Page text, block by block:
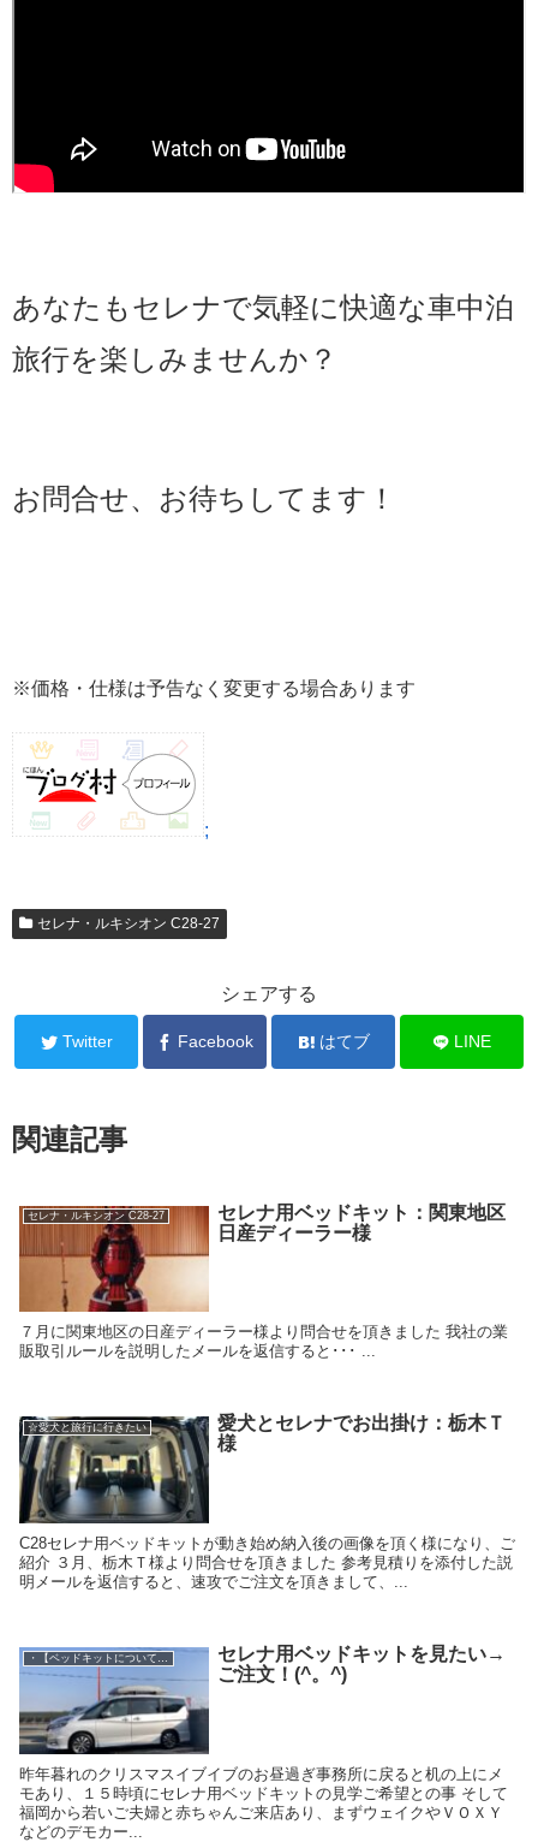
あなたもセレナで気軽に快適な車中泊
旅行を楽しみませんか？
お問合せ、お待ちしてます！
※価格・仕様は予告なく変更する場合あります
;
セレナ・ルキシオン C28-27
シェアする
Twitter Facebook はてブ LINE
関連記事
セレナ・ルキシオン C28-27
セレナ用ベッドキット：関東地区
日産ディーラー様
７月に関東地区の日産ディーラー様より問合せを頂きました 我社の業
販取引ルールを説明したメールを返信すると･･･ ...
☆愛犬と旅行に行きたい
愛犬とセレナでお出掛け：栃木Ｔ
様
C28セレナ用ベッドキットが動き始め納入後の画像を頂く様になり、ご
紹介 ３月、栃木Ｔ様より問合せを頂きました 参考見積りを添付した説
明メールを返信すると、速攻でご注文を頂きまして、...
セレナ用ベッドキットを見たい→
ご注文！(^。^)
昨年暮れのクリスマスイブイブのお昼過ぎ事務所に戻ると机の上にメ
モあり、１５時頃にセレナ用ベッドキットの見学ご希望との事 そして
福岡から若いご夫婦と赤ちゃんご来店あり、まずウェイクやＶＯＸＹ
などのデモカー...